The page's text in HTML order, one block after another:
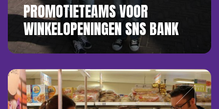
PROMOTIETEAMS VOOR
WINKELOPENINGEN SNS BANK